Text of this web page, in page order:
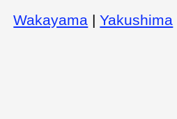
Wakayama |Yakushima